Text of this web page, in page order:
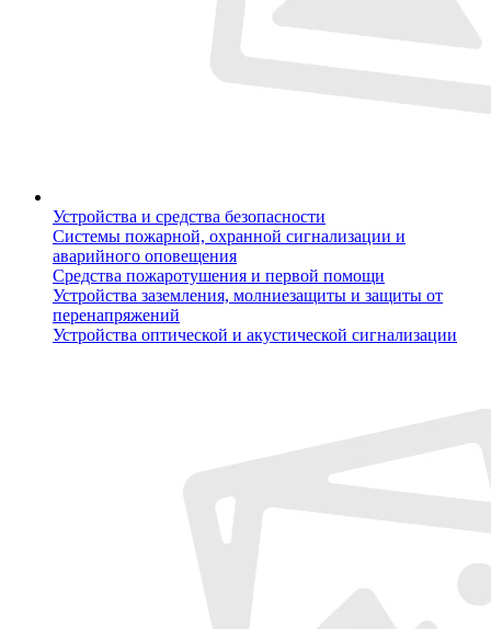
Устройства и средства безопасности
Системы пожарной, охранной сигнализации и
аварийного оповещения
Средства пожаротушения и первой помощи
Устройства заземления, молниезащиты и защиты от
перенапряжений
Устройства оптической и акустической сигнализации